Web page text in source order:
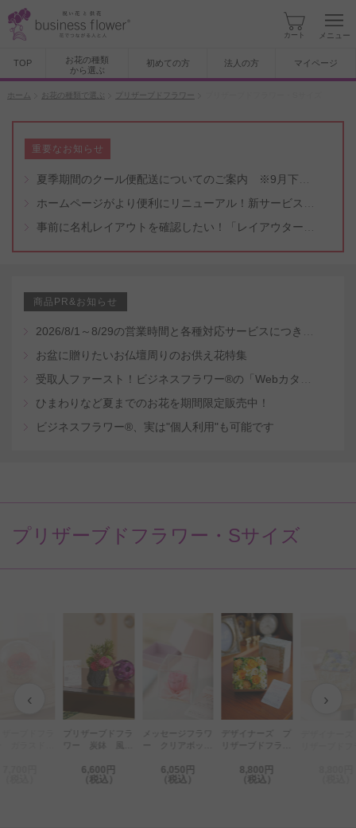
カート メニュー
TOP
お花の種類
から選ぶ
初めての方 法人の方 マイページ
ホーム お花の種類で選ぶ プリザーブドフラワー
重要なお知らせ
商品PR&お知らせ
お盆に贈りたいお仏壇周りのお供え花特集
ひまわりなど夏までのお花を期間限定販売中！
ビジネスフラワー®、実は"個人利用"も可能です
プリザーブドフラワー・Sサイズ
‹ ›
プリザーブドフラ
ワー 炭鉢 風光
6,600円
（税込）
メッセージフラワ
ー クリアボック
ク）※プリザタイ
6,050円
（税込）
デザイナーズ プ
リザーブドフラワ
Box（トゥモロ
8,800円
（税込）